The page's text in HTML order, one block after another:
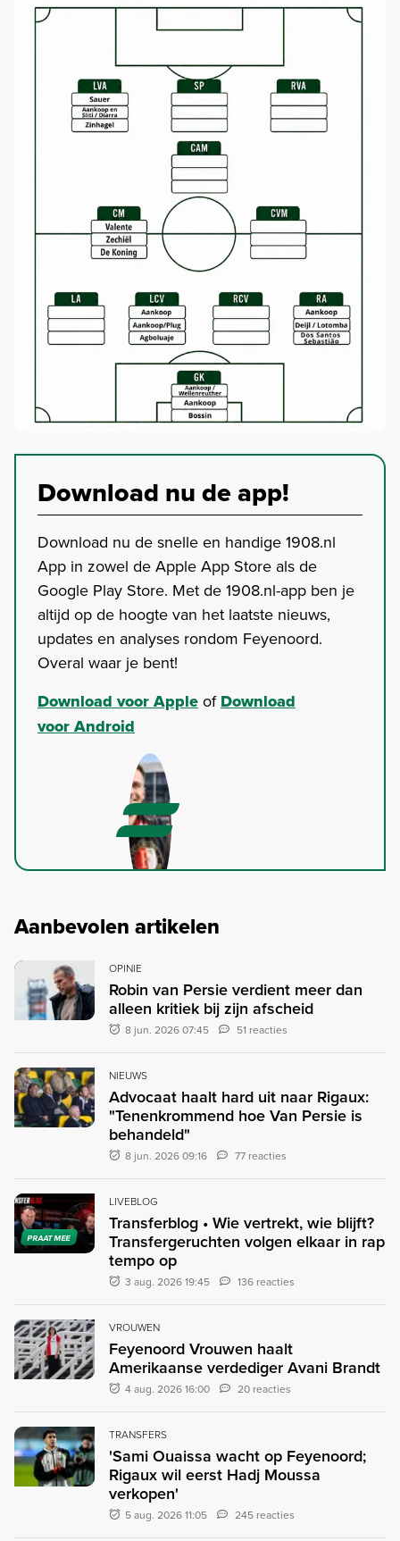
Download nu de app!
Download nu de snelle en handige 1908.nl
App in zowel de Apple App Store als de
Google Play Store. Met de 1908.nl-app ben je
altijd op de hoogte van het laatste nieuws,
updates en analyses rondom Feyenoord.
Overal waar je bent!
Download voor Apple of Download
voor Android
Aanbevolen artikelen
OPINIE
Robin van Persie verdient meer dan
alleen kritiek bij zijn afscheid
8 jun. 2026 07:45 51 reacties
NIEUWS
Advocaat haalt hard uit naar Rigaux:
"Tenenkrommend hoe Van Persie is
behandeld"
8 jun. 2026 09:16 77 reacties
PRAAT MEE
LIVEBLOG
Transferblog • Wie vertrekt, wie blijft?
Transfergeruchten volgen elkaar in rap
tempo op
3 aug. 2026 19:45 136 reacties
VROUWEN
Feyenoord Vrouwen haalt
Amerikaanse verdediger Avani Brandt
4 aug. 2026 16:00 20 reacties
TRANSFERS
'Sami Ouaissa wacht op Feyenoord;
Rigaux wil eerst Hadj Moussa
verkopen'
5 aug. 2026 11:05 245 reacties